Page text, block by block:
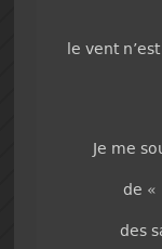
le vent
Je me
de «
des